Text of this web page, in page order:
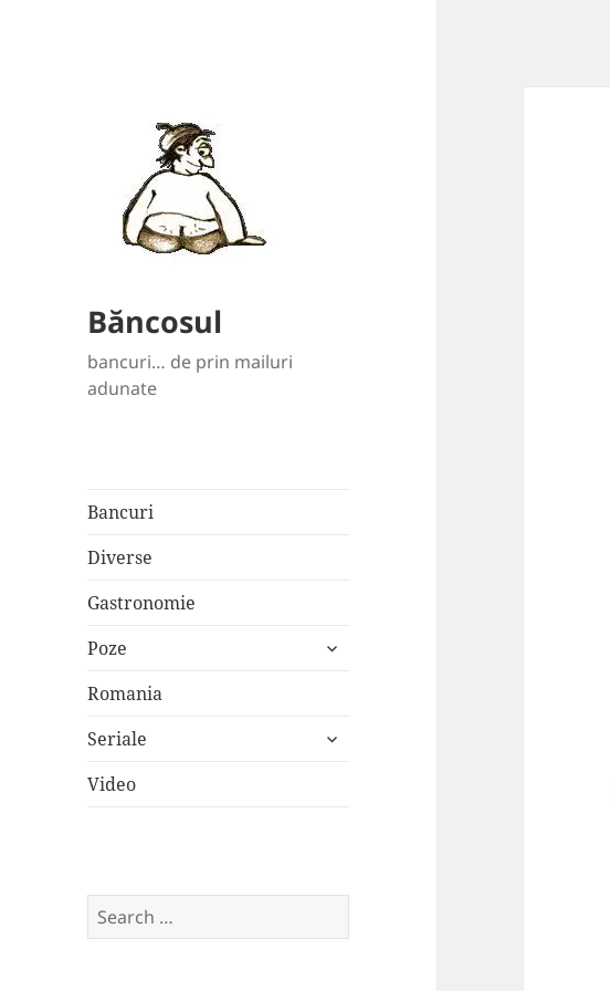
Băncosul
bancuri… de prin mailuri
adunate
Bancuri
Diverse
Gastronomie
Poze
expand
Romania
Seriale
expand
Video
Search
for: